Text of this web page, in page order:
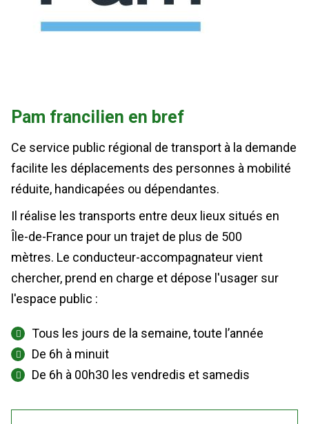
Pam francilien en bref
Ce service public régional de transport à la demande
facilite les déplacements des personnes à mobilité
réduite, handicapées ou dépendantes.
Il réalise les transports entre deux lieux situés en
Île-de-France pour un trajet de plus de 500
mètres. Le conducteur-accompagnateur vient
chercher, prend en charge et dépose l'usager sur
l'espace public :
Tous les jours de la semaine, toute l’année
De 6h à minuit
De 6h à 00h30 les vendredis et samedis